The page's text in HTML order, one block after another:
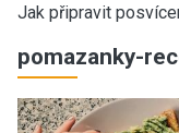
Jak připravit
pomazanky-